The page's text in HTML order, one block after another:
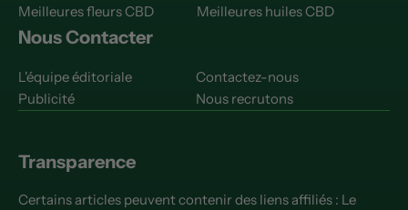
Meilleures fleurs CBD
Meilleures huiles CBD
Nous Contacter
L'équipe éditoriale
Contactez-nous
Publicité
Nous recrutons
Transparence
Certains articles peuvent contenir des liens affiliés : Le